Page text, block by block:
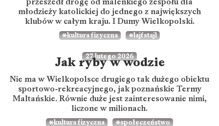
przeszedł drogę od maleńkiego zespołu dla
młodzieży katolickiej do jednego z największych
klubów w całym kraju. I Dumy Wielkopolski.
27 lutego 2026
kultura fizyczna lajfstajl
Jak ryby w wodzie
Nie ma w Wielkopolsce drugiego tak dużego obiektu
sportowo-rekreacyjnego, jak poznańskie Termy
Maltańskie. Równie duże jest zainteresowanie nimi,
liczone w milionach.
kultura fizyczna społeczeństwo